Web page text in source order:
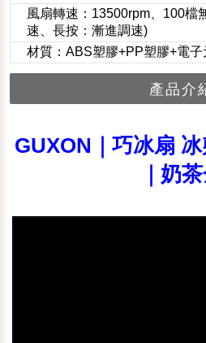
風扇轉速：13500rpm、100檔
速、長按：漸進調速)
材質：ABS塑膠+PP塑膠+電子
產品介
GUXON｜巧冰扇
｜奶